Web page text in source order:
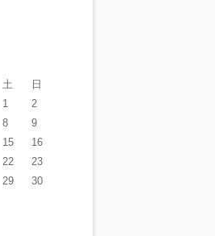
土
日
1
2
8
9
15
16
22
23
29
30